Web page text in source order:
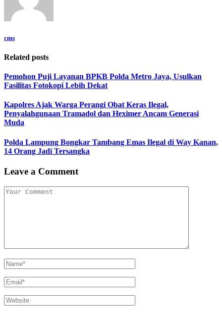
cms
Related posts
Pemohon Puji Layanan BPKB Polda Metro Jaya, Usulkan
Fasilitas Fotokopi Lebih Dekat
Kapolres Ajak Warga Perangi Obat Keras Ilegal,
Penyalahgunaan Tramadol dan Heximer Ancam Generasi
Muda
Polda Lampung Bongkar Tambang Emas Ilegal di Way Kanan,
14 Orang Jadi Tersangka
Leave a Comment